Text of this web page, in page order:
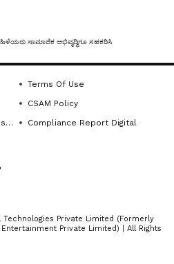
ಕೂಡ ಮಹಿಳೆಯರ
ಅವರ ಏಳಿಗೆಗೆ
ಹೆಣ್ಣು ಪುರುಷರಷ್ಟೇ
ರಂಗಗಳಲ್ಲೂ
ಆರ್ಥಿಕವಾಗಿ ಮತ್ತಷ್ಟು
ನಮ್ಮ
ಸುಂದರ್ ಮಾತನಾಡಿ, ಮಹಿಳಾ
ಮಟ್ಟದಲ್ಲಿ ಆಯೋಜಿಸಿ
ಆಲಿಸುವುದು ಸರ್ಕಾರದ
ಸಾಮಾಜಿಕ ಅಭಿವೃದ್ಧಿಗೂ ಸಹಕರಿಸಿ
Terms Of Use
CSAM Policy
Compliance Report Digital
Private Limited (Formerly
Private Limited) | All Rights